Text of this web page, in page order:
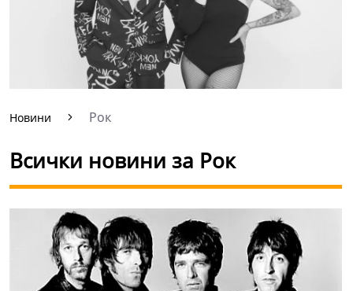
Новини Рок
Всички новини за Рок